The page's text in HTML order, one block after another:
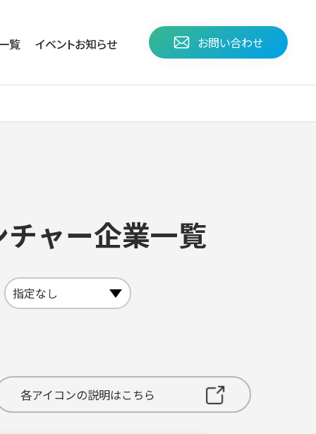
お問い合わせ
覧 イベントお知らせ
ャー企業一覧
各アイコンの説明はこちら